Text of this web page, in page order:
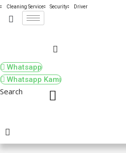
Cleaning Service Security Driver
Whatsapp
Whatsapp Kami
Search
Search